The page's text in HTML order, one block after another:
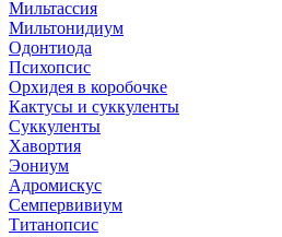
Мильтассия
Мильтонидиум
Одонтиода
Психопсис
Орхидея в коробочке
Кактусы и суккуленты
Суккуленты
Хавортия
Эониум
Адромискус
Семпервивиум
Титанопсис